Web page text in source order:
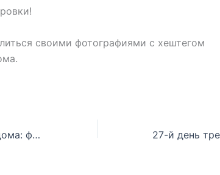
своими фотографиями с хештегом
26-й день тренировок дома: фото